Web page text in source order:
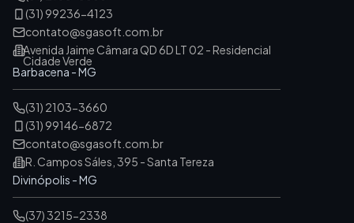
(31) 99236-4123
contato@sgasoft.com.br
Avenida Jaime Câmara QD 6D LT 02 - Residencial
Cidade Verde
Barbacena - MG
(31) 2103-3660
(31) 99146-6872
contato@sgasoft.com.br
R. Campos Sáles, 395 - Santa Tereza
Divinópolis - MG
(37) 3215-2338